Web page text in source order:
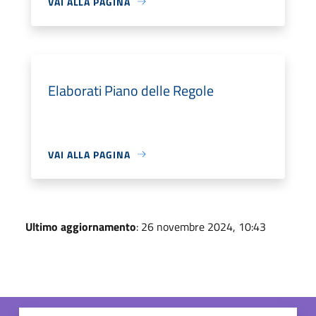
Elaborati Piano delle Regole
VAI ALLA PAGINA
Ultimo aggiornamento: 26 novembre 2024, 10:43